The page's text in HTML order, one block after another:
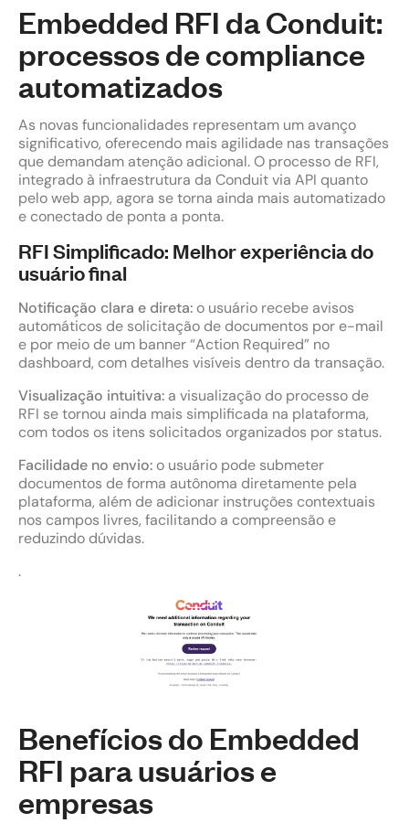
Embedded RFI da Conduit:
processos de compliance
automatizados
As novas funcionalidades representam um avanço
significativo, oferecendo mais agilidade nas transações
que demandam atenção adicional. O processo de RFI,
integrado à infraestrutura da Conduit via API quanto
pelo web app, agora se torna ainda mais automatizado
e conectado de ponta a ponta.
RFI Simplificado: Melhor experiência do
usuário final
Notificação clara e direta: o usuário recebe avisos
automáticos de solicitação de documentos por e-mail
e por meio de um banner “Action Required” no
dashboard, com detalhes visíveis dentro da transação.
Visualização intuitiva: a visualização do processo de
RFI se tornou ainda mais simplificada na plataforma,
com todos os itens solicitados organizados por status.
Facilidade no envio: o usuário pode submeter
documentos de forma autônoma diretamente pela
plataforma, além de adicionar instruções contextuais
nos campos livres, facilitando a compreensão e
reduzindo dúvidas.
.
Benefícios do Embedded
RFI para usuários e
empresas